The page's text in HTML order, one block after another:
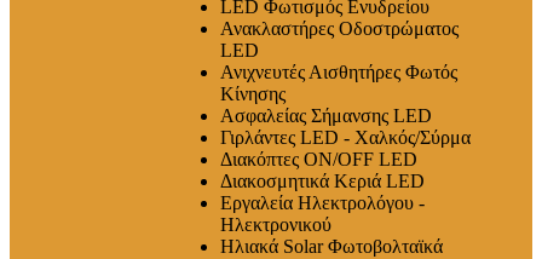
LED Φωτισμός Ενυδρείου
Ανακλαστήρες Οδοστρώματος
LED
Ανιχνευτές Αισθητήρες Φωτός
Κίνησης
Ασφαλείας Σήμανσης LED
Γιρλάντες LED - Χαλκός/Σύρμα
Διακόπτες ON/OFF LED
Διακοσμητικά Κεριά LED
Εργαλεία Ηλεκτρολόγου -
Ηλεκτρονικού
Ηλιακά Solar Φωτοβολταϊκά